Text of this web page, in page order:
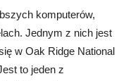
komputerów,
Jednym z nich jest
w Oak Ridge National
to jeden z